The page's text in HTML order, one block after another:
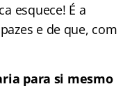
esquece! É a
e de que, com
para si mesmo